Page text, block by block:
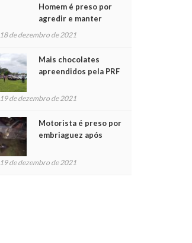
Homem é preso por
agredir e manter
mulher em cárcere
18 de dezembro de 2021
Mais chocolates
apreendidos pela PRF
crianças no Natal
19 de dezembro de 2021
Motorista é preso por
embriaguez após
feridos
19 de dezembro de 2021